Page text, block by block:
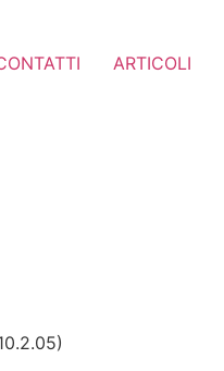
ARTICOLI